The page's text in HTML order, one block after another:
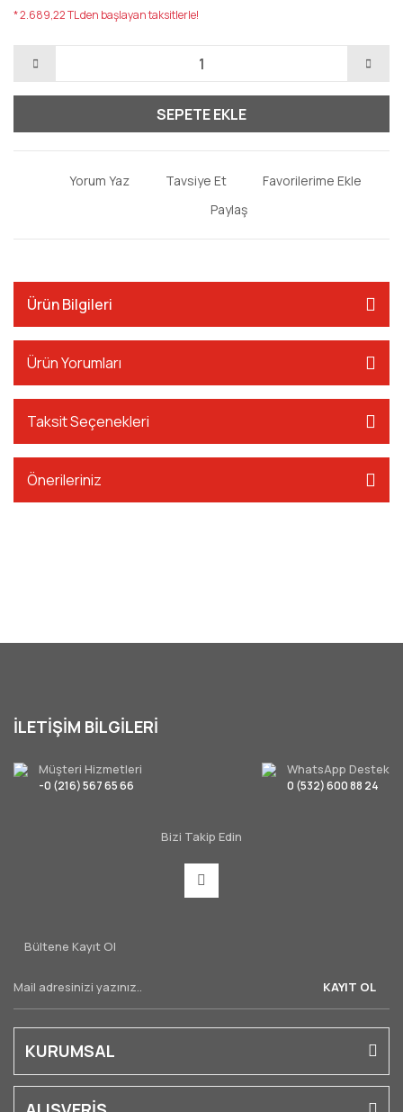
* 2.689,22 TL den başlayan taksitlerle!
SEPETE EKLE
Yorum Yaz
Tavsiye Et
Paylaş
Ürün Bilgileri
Ürün Yorumları
Taksit Seçenekleri
Önerileriniz
İLETİŞİM BİLGİLERİ
Müşteri Hizmetleri
-0 (216) 567 65 66
WhatsApp Destek
0 (532) 600 88 24
Bizi Takip Edin
Bültene Kayıt Ol
KAYIT OL
KURUMSAL